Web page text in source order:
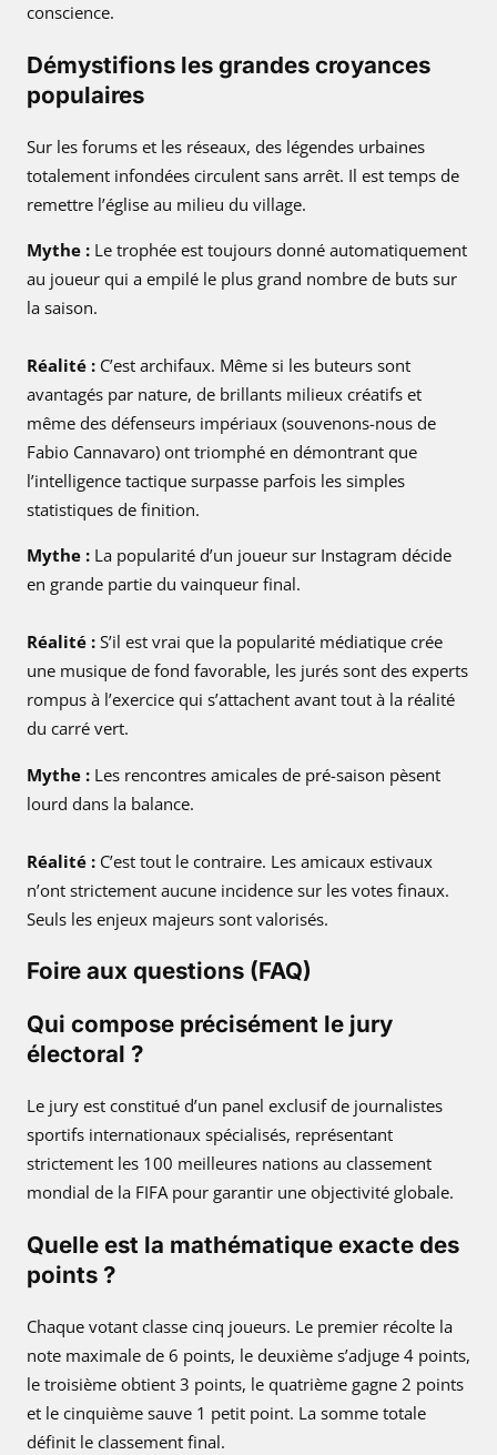
conscience.
Démystifions les grandes croyances
populaires
Sur les forums et les réseaux, des légendes urbaines
totalement infondées circulent sans arrêt. Il est temps de
remettre l’église au milieu du village.
Mythe : Le trophée est toujours donné automatiquement
au joueur qui a empilé le plus grand nombre de buts sur
la saison.
Réalité : C’est archifaux. Même si les buteurs sont
avantagés par nature, de brillants milieux créatifs et
même des défenseurs impériaux (souvenons-nous de
Fabio Cannavaro) ont triomphé en démontrant que
l’intelligence tactique surpasse parfois les simples
statistiques de finition.
Mythe : La popularité d’un joueur sur Instagram décide
en grande partie du vainqueur final.
Réalité : S’il est vrai que la popularité médiatique crée
une musique de fond favorable, les jurés sont des experts
rompus à l’exercice qui s’attachent avant tout à la réalité
du carré vert.
Mythe : Les rencontres amicales de pré-saison pèsent
lourd dans la balance.
Réalité : C’est tout le contraire. Les amicaux estivaux
n’ont strictement aucune incidence sur les votes finaux.
Seuls les enjeux majeurs sont valorisés.
Foire aux questions (FAQ)
Qui compose précisément le jury
électoral ?
Le jury est constitué d’un panel exclusif de journalistes
sportifs internationaux spécialisés, représentant
strictement les 100 meilleures nations au classement
mondial de la FIFA pour garantir une objectivité globale.
Quelle est la mathématique exacte des
points ?
Chaque votant classe cinq joueurs. Le premier récolte la
note maximale de 6 points, le deuxième s’adjuge 4 points,
le troisième obtient 3 points, le quatrième gagne 2 points
et le cinquième sauve 1 petit point. La somme totale
définit le classement final.